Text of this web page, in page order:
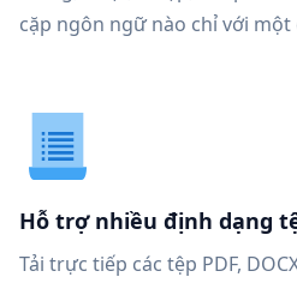
cặp ngôn ngữ nào chỉ với một
Hỗ trợ nhiều định dạng
Tải trực tiếp các tệp PDF,